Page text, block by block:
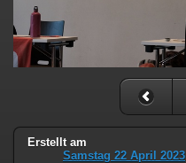
Erstellt am
Samstag 22 April 2023